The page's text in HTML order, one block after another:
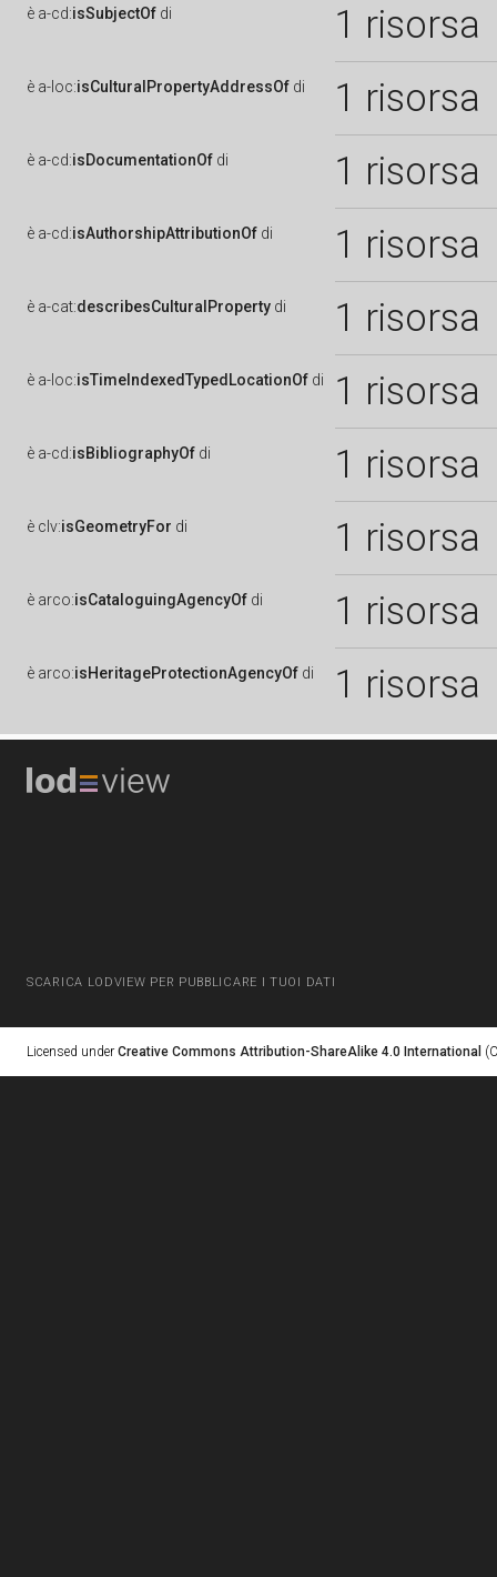
è a-cd:isSubjectOf di 1 risorsa
è a-loc:isCulturalPropertyAddressOf di 1 risorsa
è a-cd:isDocumentationOf di 1 risorsa
è a-cd:isAuthorshipAttributionOf di 1 risorsa
è a-cat:describesCulturalProperty di 1 risorsa
è a-loc:isTimeIndexedTypedLocationOf di 1 risorsa
è a-cd:isBibliographyOf di 1 risorsa
è clv:isGeometryFor di 1 risorsa
è arco:isCataloguingAgencyOf di 1 risorsa
è arco:isHeritageProtectionAgencyOf di 1 risorsa
SCARICA LODVIEW PER PUBBLICARE I TUOI DATI
Licensed under Creative Commons Attribution-ShareAlike 4.0 International